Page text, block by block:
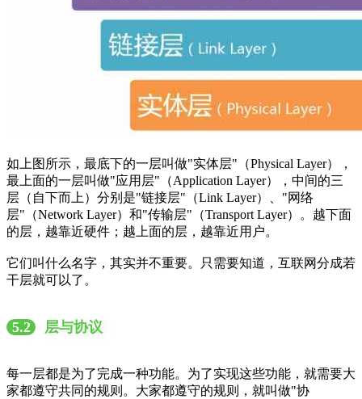
如上图所示，最底下的一层叫做"实体层"（Physical Layer），
最上面的一层叫做"应用层"（Application Layer），中间的三
层（自下而上）分别是"链接层"（Link Layer）、"网络
层"（Network Layer）和"传输层"（Transport Layer）。越下面
的层，越靠近硬件；越上面的层，越靠近用户。
它们叫什么名字，其实并不重要。只需要知道，互联网分成若
干层就可以了。
5.2 层与协议
每一层都是为了完成一种功能。为了实现这些功能，就需要大
家都遵守共同的规则。大家都遵守的规则，就叫做"协